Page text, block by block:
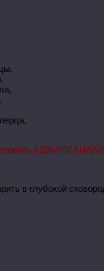
в глубокой